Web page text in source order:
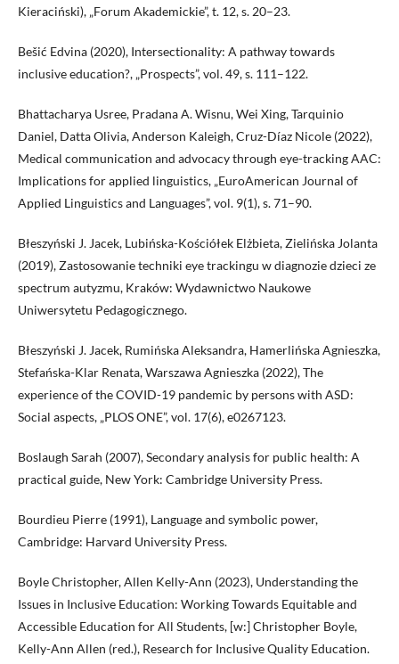
Kieraciński), „Forum Akademickie”, t. 12, s. 20–23.
Bešić Edvina (2020), Intersectionality: A pathway towards
inclusive education?, „Prospects”, vol. 49, s. 111–122.
Bhattacharya Usree, Pradana A. Wisnu, Wei Xing, Tarquinio
Daniel, Datta Olivia, Anderson Kaleigh, Cruz-Díaz Nicole (2022),
Medical communication and advocacy through eye-tracking AAC:
Implications for applied linguistics, „EuroAmerican Journal of
Applied Linguistics and Languages”, vol. 9(1), s. 71–90.
Błeszyński J. Jacek, Lubińska-Kościółek Elżbieta, Zielińska Jolanta
(2019), Zastosowanie techniki eye trackingu w diagnozie dzieci ze
spectrum autyzmu, Kraków: Wydawnictwo Naukowe
Uniwersytetu Pedagogicznego.
Błeszyński J. Jacek, Rumińska Aleksandra, Hamerlińska Agnieszka,
Stefańska-Klar Renata, Warszawa Agnieszka (2022), The
experience of the COVID-19 pandemic by persons with ASD:
Social aspects, „PLOS ONE”, vol. 17(6), e0267123.
Boslaugh Sarah (2007), Secondary analysis for public health: A
practical guide, New York: Cambridge University Press.
Bourdieu Pierre (1991), Language and symbolic power,
Cambridge: Harvard University Press.
Boyle Christopher, Allen Kelly-Ann (2023), Understanding the
Issues in Inclusive Education: Working Towards Equitable and
Accessible Education for All Students, [w:] Christopher Boyle,
Kelly-Ann Allen (red.), Research for Inclusive Quality Education.